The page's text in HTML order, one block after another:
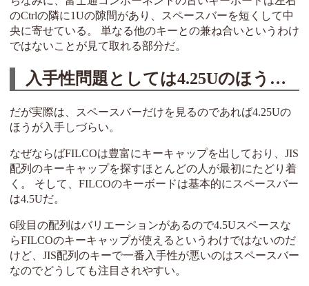
のCtrlの隣に1Uの隙間があり、スペースバーを短くして中
央に寄せている。 単なる他のキーとの兼ね合いというわけ
ではないことが見て取れる部分だ。
入手性問題としては4.25Uのほうが深刻
だが実際は、スペースバーだけを見るのであれば4.25Uの
ほうが入手しづらい。
なぜならばFILCOは豊富にキーキャップを出しており、JIS
配列のキーキャップを探すほとんどの人が最初にたどり着
く。 そして、FILCOのキーボードは基本的にスペースバー
は4.5Uだ。
6段目の配列はバリエーションがあるので4.5Uスペースな
らFILCOのキーキャップが使えるというわけではないのだ
けど、JIS配列のキーで一番入手性が悪いのはスペースバー
なのでどうしても注目されやすい。